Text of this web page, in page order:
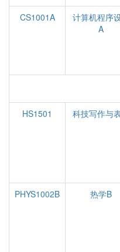
CS1001A
计算机程序
A
HS1501 科技写作与
PHYS1002B
热学B